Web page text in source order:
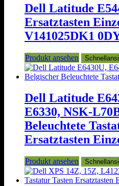
Dell Latitude
Ersatztasten
V141025DK1
Produkt ansehen
Dell Latitude
E6330, NSK-
Beleuchtete
Ersatztasten
Produkt ansehen